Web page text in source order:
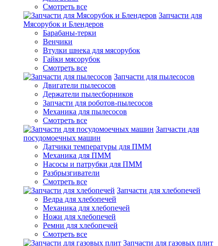
Смотреть все
Запчасти для
Мясорубок и Блендеров
Барабаны-терки
Венчики
Втулки шнека для мясорубок
Гайки мясорубок
Смотреть все
Запчасти для пылесосов
Двигатели пылесосов
Держатели пылесборников
Запчасти для роботов-пылесосов
Механика для пылесосов
Смотреть все
Запчасти для
посудомоечных машин
Датчики температуры для ПММ
Механика для ПММ
Насосы и патрубки для ПММ
Разбрызгиватели
Смотреть все
Запчасти для хлебопечей
Ведра для хлебопечей
Механика для хлебопечей
Ножи для хлебопечей
Ремни для хлебопечей
Смотреть все
Запчасти для газовых плит